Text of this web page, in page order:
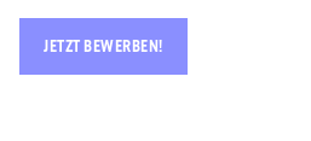
JETZT BEWERBEN!